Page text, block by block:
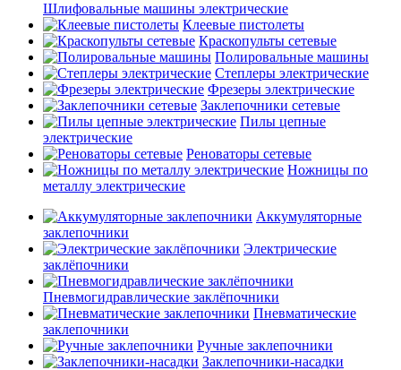
Шлифовальные машины электрические
Клеевые пистолеты
Краскопульты сетевые
Полировальные машины
Степлеры электрические
Фрезеры электрические
Заклепочники сетевые
Пилы цепные
электрические
Реноваторы сетевые
Ножницы по
металлу электрические
Аккумуляторные
заклепочники
Электрические
заклёпочники
Пневмогидравлические заклёпочники
Пневматические
заклепочники
Ручные заклепочники
Заклепочники-насадки